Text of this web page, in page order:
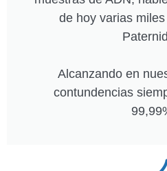
de hoy varias
Alcanzando en
contundencias